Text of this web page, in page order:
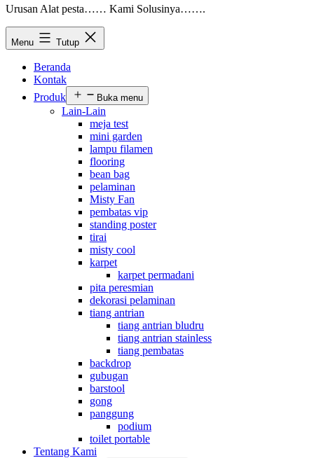
Urusan Alat pesta…… Kami Solusinya…….
Menu Tutup
Beranda
Kontak
Produk
Buka menu
Lain-Lain
meja test
mini garden
lampu filamen
flooring
bean bag
pelaminan
Misty Fan
pembatas vip
standing poster
tirai
misty cool
karpet
karpet permadani
pita peresmian
dekorasi pelaminan
tiang antrian
tiang antrian bludru
tiang antrian stainless
tiang pembatas
backdrop
gubugan
barstool
gong
panggung
podium
toilet portable
Tentang Kami